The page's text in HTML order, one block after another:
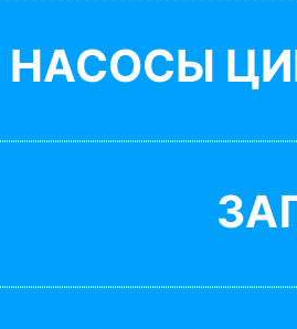
НАСОСЫ